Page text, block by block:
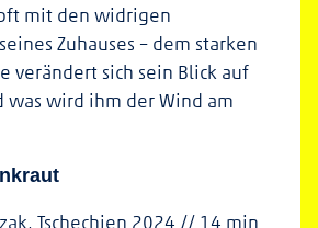
mit den widrigen
Zuhauses – dem starken
verändert sich sein Blick auf
was wird ihm der Wind am
Tschechien 2024 // 14 min